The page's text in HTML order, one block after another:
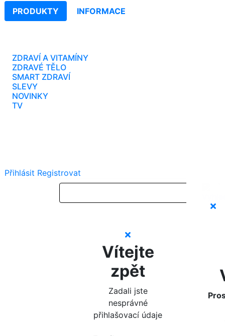
PRODUKTY INFORMACE
ZDRAVÍ A VITAMÍNY
ZDRAVÉ TĚLO
SMART ZDRAVÍ
SLEVY
NOVINKY
TV
Přihlásit Registrovat
Vítejte
zpět
Zadali jste
nesprávné
přihlašovací údaje